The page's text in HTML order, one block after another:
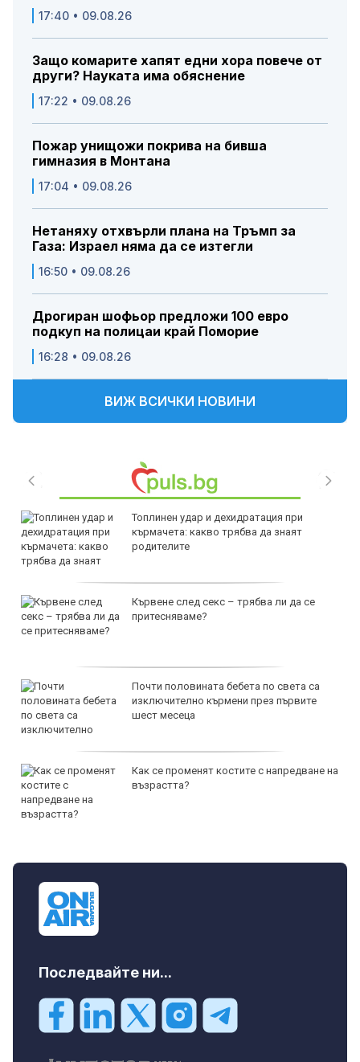
17:40 • 09.08.26
Защо комарите хапят едни хора повече от
други? Науката има обяснение
17:22 • 09.08.26
Пожар унищожи покрива на бивша
гимназия в Монтана
17:04 • 09.08.26
Нетаняху отхвърли плана на Тръмп за
Газа: Израел няма да се изтегли
16:50 • 09.08.26
Дрогиран шофьор предложи 100 евро
подкуп на полицаи край Поморие
16:28 • 09.08.26
ВИЖ ВСИЧКИ НОВИНИ
Топлинен удар и дехидратация при
кърмачета: какво трябва да знаят
родителите
Кървене след секс – трябва ли да се
притесняваме?
Почти половината бебета по света са
изключително кърмени през първите
шест месеца
Как се променят костите с напредване на
възрастта?
Последвайте ни...